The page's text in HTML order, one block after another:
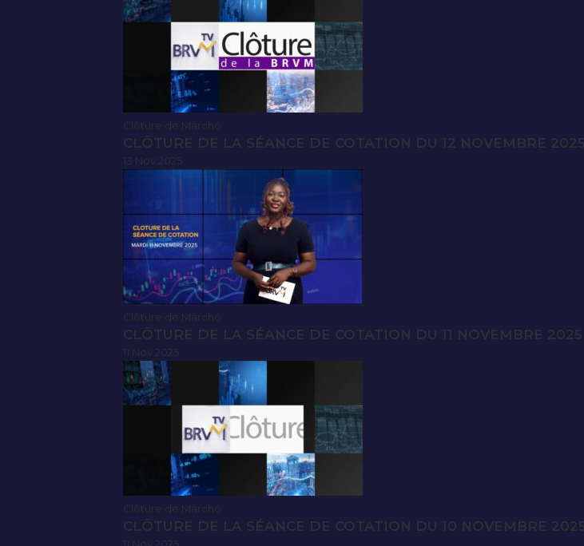
CLÔTURE DE LA SÉANCE DE COTATION DU 12 NOVEMBRE 2025
CLÔTURE DE LA SÉANCE DE COTATION DU 11 NOVEMBRE 2025
CLÔTURE DE LA SÉANCE DE COTATION DU 10 NOVEMBRE 2025